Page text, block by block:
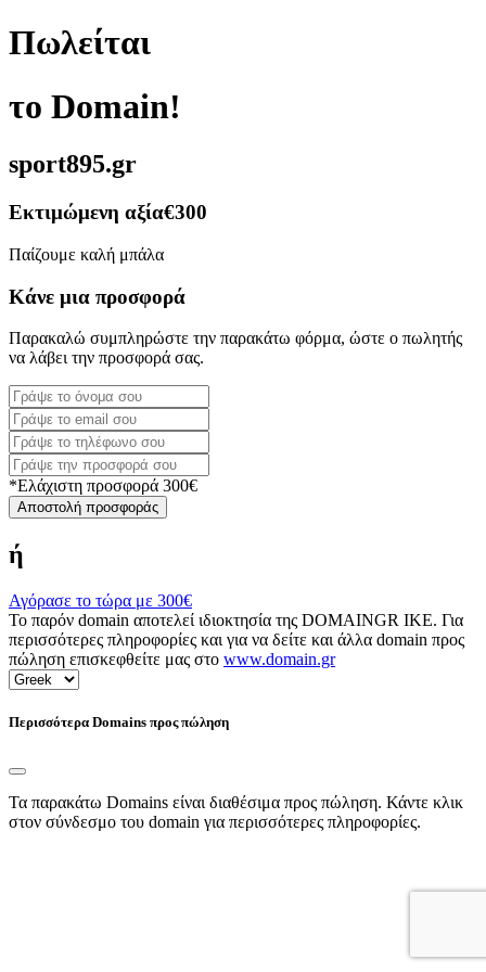
Πωλείται
το Domain!
sport895.gr
Εκτιμώμενη αξία€300
Παίζουμε καλή μπάλα
Κάνε μια προσφορά
Παρακαλώ συμπληρώστε την παρακάτω φόρμα, ώστε ο πωλητής
να λάβει την προσφορά σας.
*Ελάχιστη προσφορά 300€
Αποστολή προσφοράς
ή
Αγόρασε το τώρα με 300€
Το παρόν domain αποτελεί ιδιοκτησία της DOMAINGR ΙΚΕ. Για
περισσότερες πληροφορίες και για να δείτε και άλλα domain προς
πώληση επισκεφθείτε μας στο www.domain.gr
Περισσότερα Domains προς πώληση
Τα παρακάτω Domains είναι διαθέσιμα προς πώληση. Κάντε κλικ
στον σύνδεσμο του domain για περισσότερες πληροφορίες.